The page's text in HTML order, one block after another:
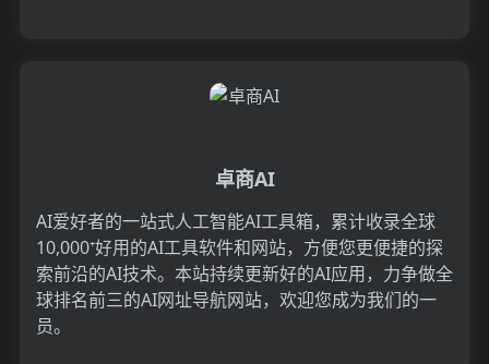
卓商AI
AI爱好者的一站式人工智能AI工具箱，累计收录全球
10,000⁺好用的AI工具软件和网站，方便您更便捷的探
索前沿的AI技术。本站持续更新好的AI应用，力争做全
球排名前三的AI网址导航网站，欢迎您成为我们的一
员。